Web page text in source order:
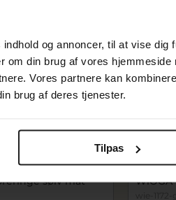
og annoncer, til at vise
om din brug af vores
Vores partnere kan
brug af deres tjenester.
Tilpas
sølv mat